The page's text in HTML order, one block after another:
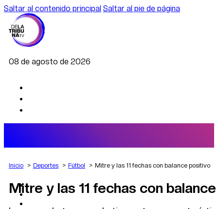
Saltar al contenido principal Saltar al pie de página
08 de agosto de 2026
AGRO
DEPORTES
Inicio Deportes Fútbol Mitre y las 11 fechas con balance positivo
Mitre y las 11 fechas con